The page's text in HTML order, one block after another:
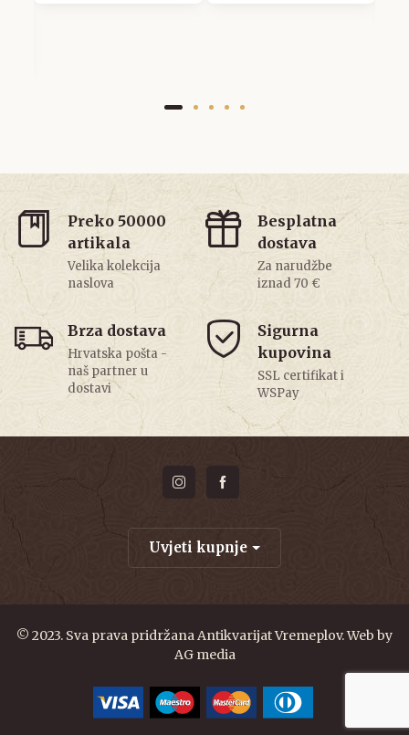
Preko 50000
artikala
Velika kolekcija
naslova
Besplatna
dostava
Za narudžbe
iznad 70 €
Brza dostava
Hrvatska pošta -
naš partner u
dostavi
Sigurna
kupovina
SSL certifikat i
WSPay
Uvjeti kupnje
© 2023. Sva prava pridržana Antikvarijat Vremeplov. Web by
AG media